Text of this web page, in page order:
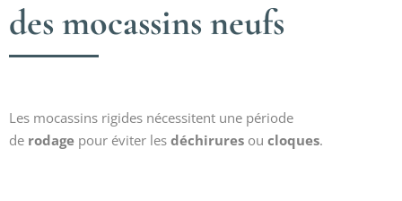
des mocassins neufs
Les mocassins rigides nécessitent une période
de rodage pour éviter les déchirures ou cloques.